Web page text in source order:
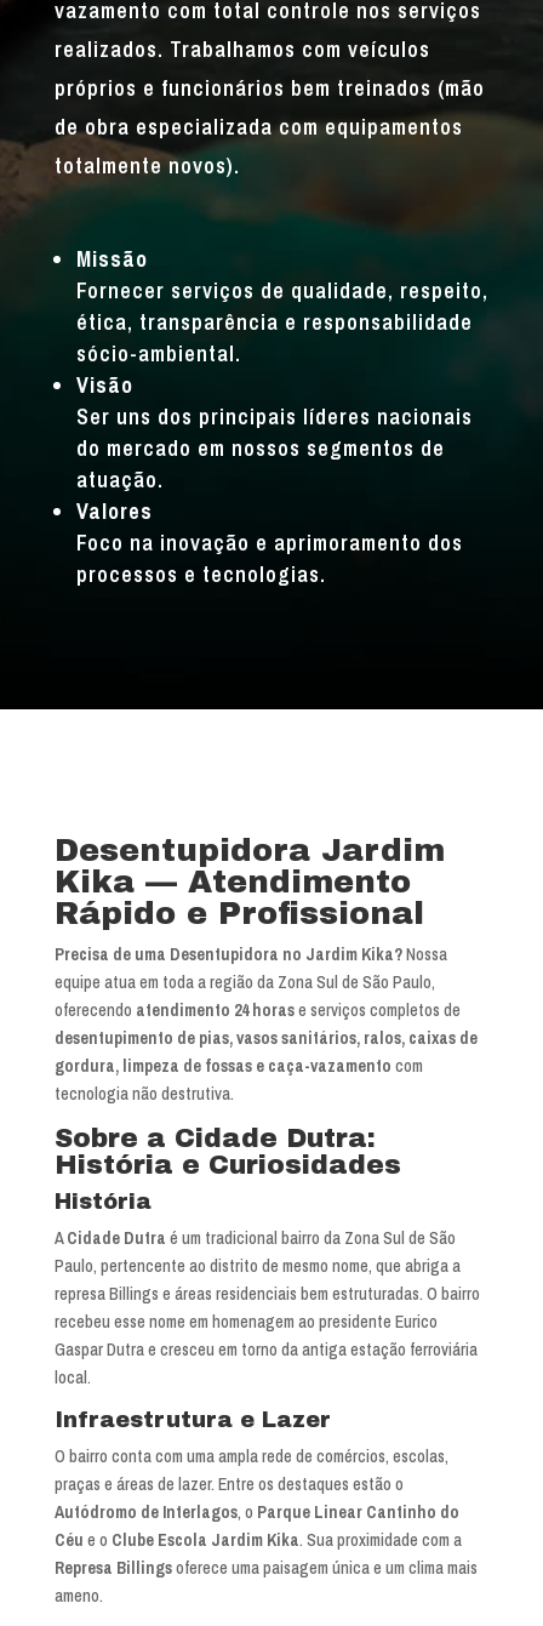
vazamento com total controle nos serviços
realizados. Trabalhamos com veículos
próprios e funcionários bem treinados (mão
de obra especializada com equipamentos
totalmente novos).
Missão
Fornecer serviços de qualidade, respeito,
ética, transparência e responsabilidade
sócio-ambiental.
Visão
Ser uns dos principais líderes nacionais
do mercado em nossos segmentos de
atuação.
Valores
Foco na inovação e aprimoramento dos
processos e tecnologias.
Desentupidora Jardim
Kika — Atendimento
Rápido e Profissional
Precisa de uma Desentupidora no Jardim Kika?Nossa
equipe atua em toda a região da Zona Sul de São Paulo,
oferecendo atendimento 24 horase serviços completos de
desentupimento de pias, vasos sanitários, ralos, caixas de
gordura, limpeza de fossas e caça-vazamento com
tecnologia não destrutiva.
Sobre a Cidade Dutra:
História e Curiosidades
História
ACidade Dutra é um tradicional bairro da Zona Sul de São
Paulo, pertencente ao distrito de mesmo nome, que abriga a
represa Billings e áreas residenciais bem estruturadas. O bairro
recebeu esse nome em homenagem ao presidente Eurico
Gaspar Dutra e cresceu em torno da antiga estação ferroviária
local.
Infraestrutura e Lazer
O bairro conta com uma ampla rede de comércios, escolas,
praças e áreas de lazer. Entre os destaques estão o
Autódromo de Interlagos, o Parque Linear Cantinho do
Céu e o Clube Escola Jardim Kika. Sua proximidade com a
Represa Billingsoferece uma paisagem única e um clima mais
ameno.